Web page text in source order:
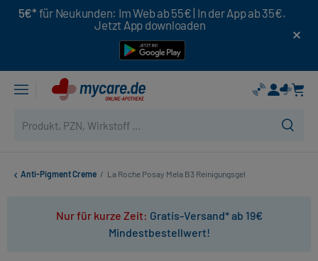
5€* für Neukunden: Im Web ab 55€ | In der App ab 35€.
Jetzt App downloaden
Anti-Pigment Creme / La Roche Posay Mela B3 Reinigungsgel
Nur für kurze Zeit: Gratis-Versand* ab 19€
Mindestbestellwert!